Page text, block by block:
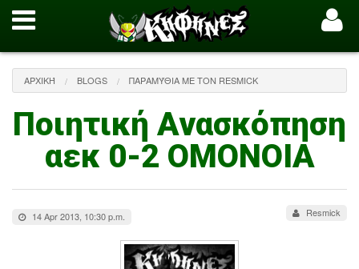
ΑΡΧΙΚΉ BLOGS ΠΑΡΑΜΎΘΙΑ ΜΕ ΤΟΝ RESMICK
Ποιητική Ανασκόπηση
αεκ 0-2 ΟΜΟΝΟΙΑ
14 Apr 2013, 10:30 p.m. Resmick